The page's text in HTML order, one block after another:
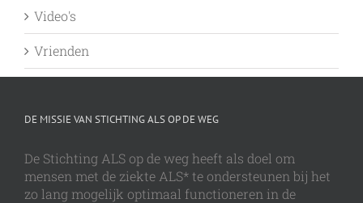
Video's
Vrienden
DE MISSIE VAN STICHTING ALS OP DE WEG
De Stichting ALS op de weg heeft als doel om
mensen met de ziekte ALS* te ondersteunen bij het
zo lang mogelijk optimaal functioneren in de